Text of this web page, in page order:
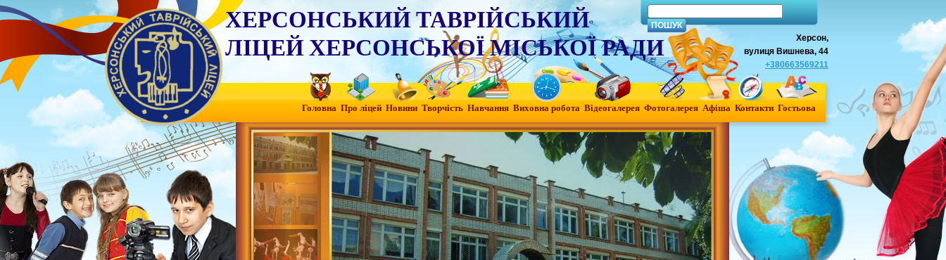
ХЕРСОНСЬКИЙ ТАВРІЙСЬКИЙ
ЛІЦЕЙ ХЕРСОНСЬКОЇ МІСЬКОЇ РАДИ
Херсон,
вулиця Вишнева, 44
+380663569211
Головна Про ліцей Новини Творчість Навчання Виховна робота Вiдеогалерея Фотогалерея Афiша Контакти Гостьова